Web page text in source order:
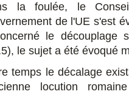
la foulée, le
de l'UE s'est
le découplage
le sujet a été évoqué
temps le décalage
locution